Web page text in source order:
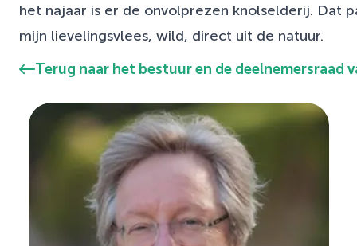
het najaar is er de onvolprezen knolselderij. Dat
mijn lievelingsvlees, wild, direct uit de natuur.
Terug naar het bestuur en de deelnemersraad